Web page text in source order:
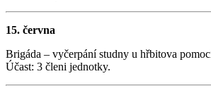
15. června
Brigáda – vyčerpání studny u hřbitova
Účast: 3 členi jednotky.